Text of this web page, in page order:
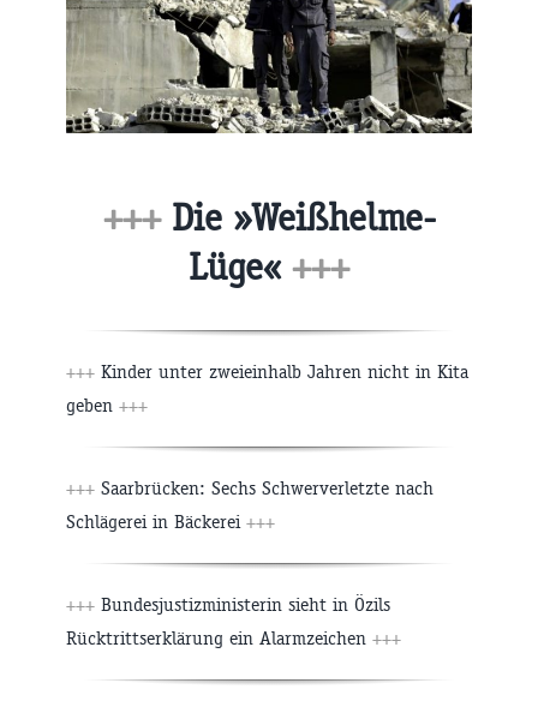
+++ Die »Weißhelme-
Lüge« +++
+++ Kinder unter zweieinhalb Jahren nicht in Kita
geben +++
+++ Saarbrücken: Sechs Schwerverletzte nach
Schlägerei in Bäckerei +++
+++ Bundesjustizministerin sieht in Özils
Rücktrittserklärung ein Alarmzeichen +++